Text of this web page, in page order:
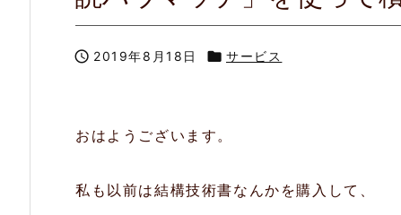
 2019年8月18日  サービス
おはようございます。
私も以前は結構技術書なんかを購入して、